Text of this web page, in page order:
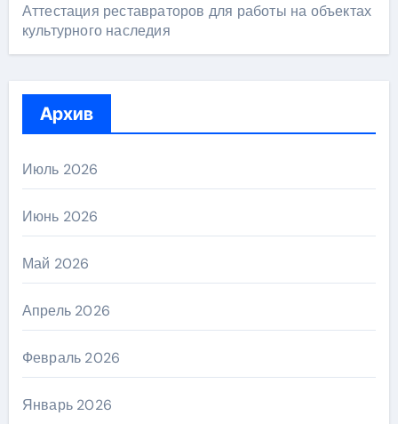
Аттестация реставраторов для работы на объектах
культурного наследия
Архив
Июль 2026
Июнь 2026
Май 2026
Апрель 2026
Февраль 2026
Январь 2026